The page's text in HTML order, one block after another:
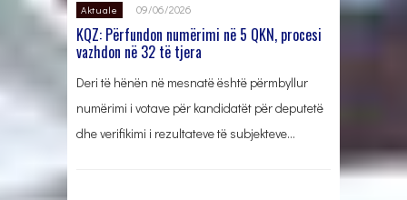
Aktuale 09/06/2026
KQZ: Përfundon numërimi në 5 QKN, procesi
vazhdon në 32 të tjera
Deri të hënën në mesnatë është përmbyllur
numërimi i votave për kandidatët për deputetë
dhe verifikimi i rezultateve të subjekteve…